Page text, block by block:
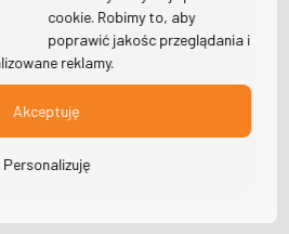
cookie. Robimy to, aby
poprawić jakośc przeglądania i
reklamy.
Akceptuję
Personalizuję